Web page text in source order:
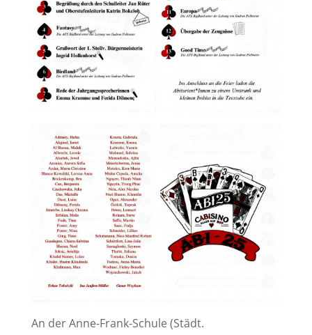
An der Anne-Frank-Schule (Städt.